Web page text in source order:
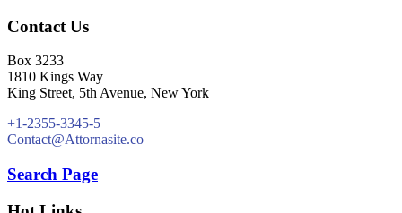
Contact Us
Box 3233
1810 Kings Way
King Street, 5th Avenue, New York
+1-2355-3345-5
Contact@Attornasite.co
Search Page